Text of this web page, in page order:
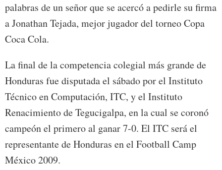
palabras de un señor que se acercó a pedirle su firma
a Jonathan Tejada, mejor jugador del torneo Copa
Coca Cola.
La final de la competencia colegial más grande de
Honduras fue disputada el sábado por el Instituto
Técnico en Computación, ITC, y el Instituto
Renacimiento de Tegucigalpa, en la cual se coronó
campeón el primero al ganar 7-0. El ITC será el
representante de Honduras en el Football Camp
México 2009.